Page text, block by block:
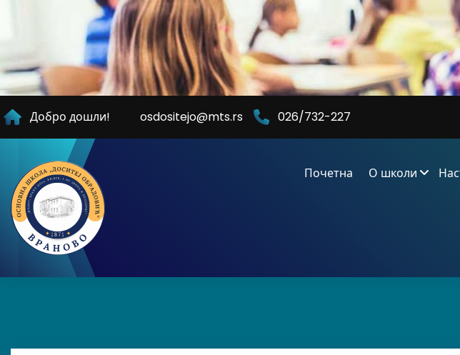
Добро дошли! osdositejo@mts.rs 026/732-227
Почетна О школи